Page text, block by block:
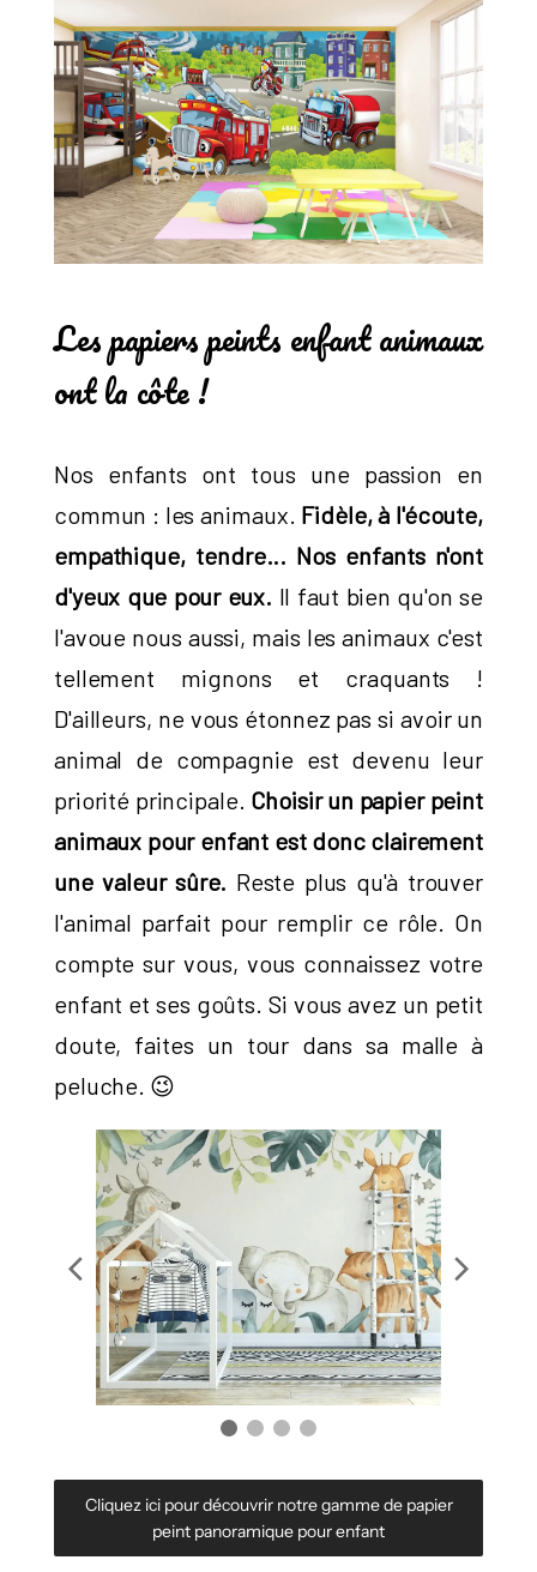
Les papiers peints enfant animaux
ont la côte !
Nos enfants ont tous une passion en
commun : les animaux. Fidèle, à l'écoute,
empathique, tendre... Nos enfants n'ont
d'yeux que pour eux. Il faut bien qu'on se
l'avoue nous aussi, mais les animaux c'est
tellement mignons et craquants !
D'ailleurs, ne vous étonnez pas si avoir un
animal de compagnie est devenu leur
priorité principale. Choisir un papier peint
animaux pour enfant est donc clairement
une valeur sûre. Reste plus qu'à trouver
l'animal parfait pour remplir ce rôle. On
compte sur vous, vous connaissez votre
enfant et ses goûts. Si vous avez un petit
doute, faites un tour dans sa malle à
peluche. 😉
Cliquez ici pour découvrir notre gamme de papier
peint panoramique pour enfant